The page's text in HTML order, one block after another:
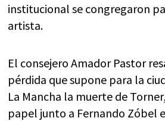
institucional se congregaron
artista.
El consejero Amador Pastor
pérdida que supone para la
La Mancha la muerte de
papel junto a Fernando Zóbel